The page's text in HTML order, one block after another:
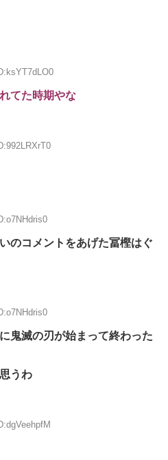
てた時期やな
のコメントをあげた冨樫はぐ
鬼滅の刃が始まって終わった
うわ